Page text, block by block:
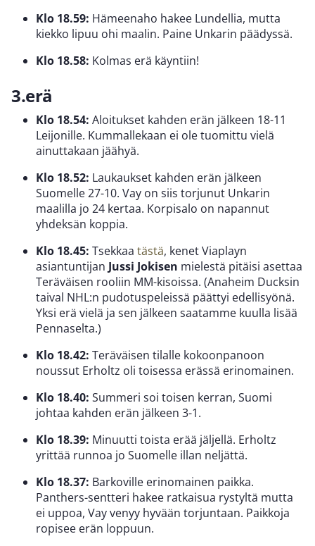
Klo 18.59: Hämeenaho hakee Lundellia, mutta
kiekko lipuu ohi maalin. Paine Unkarin päädyssä.
Klo 18.58: Kolmas erä käyntiin!
3.erä
Klo 18.54: Aloitukset kahden erän jälkeen 18-11
Leijonille. Kummallekaan ei ole tuomittu vielä
ainuttakaan jäähyä.
Klo 18.52: Laukaukset kahden erän jälkeen
Suomelle 27-10. Vay on siis torjunut Unkarin
maalilla jo 24 kertaa. Korpisalo on napannut
yhdeksän koppia.
Klo 18.45: Tsekkaa tästä, kenet Viaplayn
asiantuntijan Jussi Jokisen mielestä pitäisi asettaa
Teräväisen rooliin MM-kisoissa. (Anaheim Ducksin
taival NHL:n pudotuspeleissä päättyi edellisyönä.
Yksi erä vielä ja sen jälkeen saatamme kuulla lisää
Pennaselta.)
Klo 18.42: Teräväisen tilalle kokoonpanoon
noussut Erholtz oli toisessa erässä erinomainen.
Klo 18.40: Summeri soi toisen kerran, Suomi
johtaa kahden erän jälkeen 3-1.
Klo 18.39: Minuutti toista erää jäljellä. Erholtz
yrittää runnoa jo Suomelle illan neljättä.
Klo 18.37: Barkoville erinomainen paikka.
Panthers-sentteri hakee ratkaisua rystyltä mutta
ei uppoa, Vay venyy hyvään torjuntaan. Paikkoja
ropisee erän loppuun.